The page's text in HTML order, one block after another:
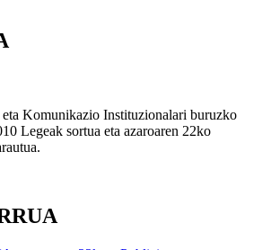
Komunikazio Instituzionalari buruzko
Legeak sortua eta azaroaren 22ko